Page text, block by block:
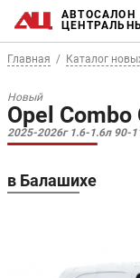
АВТОСАЛОН
Главная Каталог
Новый
Opel Combo
2025-2026г 1.6-1.6л 90-
в Балашихе